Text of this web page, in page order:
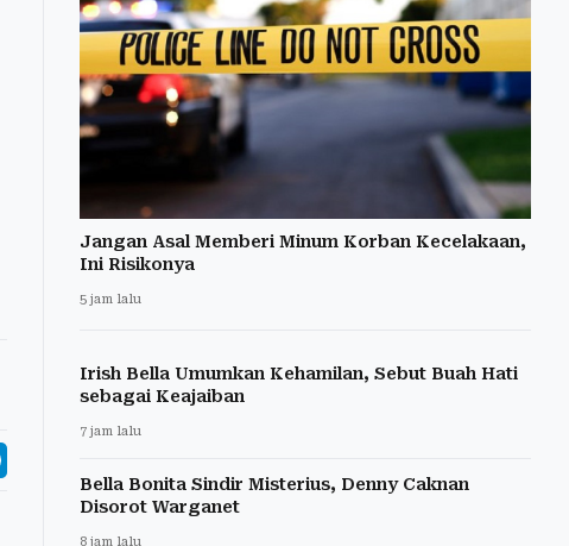
Jangan Asal Memberi Minum Korban Kecelakaan,
Ini Risikonya
5 jam lalu
Irish Bella Umumkan Kehamilan, Sebut Buah Hati
sebagai Keajaiban
7 jam lalu
Bella Bonita Sindir Misterius, Denny Caknan
Disorot Warganet
8 jam lalu